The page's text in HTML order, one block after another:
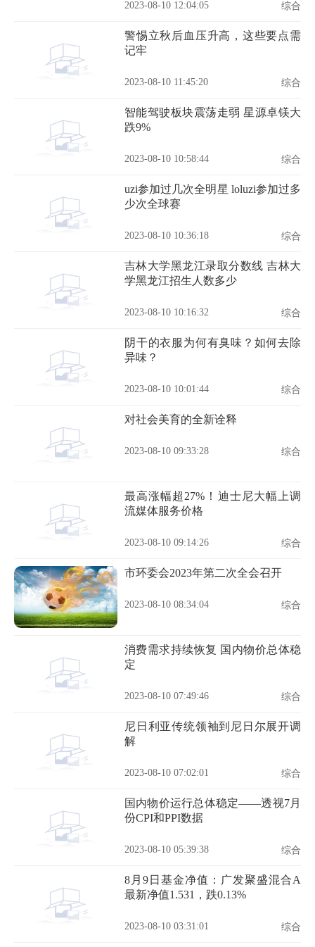
2023-08-10 12:04:05 综合
警惕立秋后血压升高，这些要点需
记牢
2023-08-10 11:45:20 综合
智能驾驶板块震荡走弱 星源卓镁大
跌9%
2023-08-10 10:58:44 综合
uzi参加过几次全明星 loluzi参加过多
少次全球赛
2023-08-10 10:36:18 综合
吉林大学黑龙江录取分数线 吉林大
学黑龙江招生人数多少
2023-08-10 10:16:32 综合
阴干的衣服为何有臭味？如何去除
异味？
2023-08-10 10:01:44 综合
对社会美育的全新诠释
2023-08-10 09:33:28 综合
最高涨幅超27%！迪士尼大幅上调
流媒体服务价格
2023-08-10 09:14:26 综合
市环委会2023年第二次全会召开
2023-08-10 08:34:04 综合
消费需求持续恢复 国内物价总体稳
定
2023-08-10 07:49:46 综合
尼日利亚传统领袖到尼日尔展开调
解
2023-08-10 07:02:01 综合
国内物价运行总体稳定——透视7月
份CPI和PPI数据
2023-08-10 05:39:38 综合
8月9日基金净值：广发聚盛混合A
最新净值1.531，跌0.13%
2023-08-10 03:31:01 综合